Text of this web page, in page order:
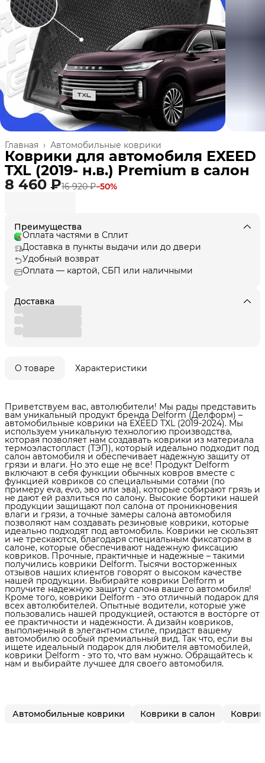
Автомобильные коврики
Главная ›
Коврики для автомобиля EXEED
TXL (2019- н.в.) Premium в cалон
8 460 ₽16 920 ₽−50%
Преимущества
Оплата частями в Сплит
Доставка в пункты выдачи или до двери
Удобный возврат
Оплата — картой, СБП или наличными
Доставка
О товаре Характеристики
Приветствуем вас, автолюбители! Мы рады представить
вам уникальный продукт бренда Delform (Делформ) –
автомобильные коврики на EXEED TXL (2019-2024). Мы
используем уникальную технологию производства,
которая позволяет нам создавать коврики из материала
термоэластопласт (ТЭП), который идеально подходит под
салон автомобиля и обеспечивает надежную защиту от
грязи и влаги. Но это еще не все! Продукт Delform
включают в себя функции обычных ковров вместе с
функцией ковриков со специальными сотами (по
примеру eva, evo, эво или эва), которые собирают грязь и
не дают ей разлиться по салону. Высокие бортики нашей
продукции защищают пол салона от проникновения
влаги и грязи, а точные замеры салона автомобиля
позволяют нам создавать резиновые коврики, которые
идеально подходят под автомобиль. Коврики не скользят
и не трескаются, благодаря специальным фиксаторам в
салоне, которые обеспечивают надежную фиксацию
ковриков. Прочные, практичные и надежные – такими
получились коврики Delform. Тысячи восторженных
отзывов наших клиентов говорят о высоком качестве
нашей продукции. Выбирайте коврики Delform и
получите надежную защиту салона вашего автомобиля!
Кроме того, коврики Delform - это отличный подарок для
всех автолюбителей. Опытные водители, которые уже
пользовались нашей продукцией, остаются в восторге от
ее практичности и надежности. А дизайн ковриков,
выполненный в элегантном стиле, придаст вашему
автомобилю особый премиальный вид. Так что, если вы
ищете идеальный подарок для любителя автомобилей,
коврики Delform - это то, что вам нужно. Обращайтесь к
нам и выбирайте лучшее для своего автомобиля.
Автомобильные коврики Коврики в салон